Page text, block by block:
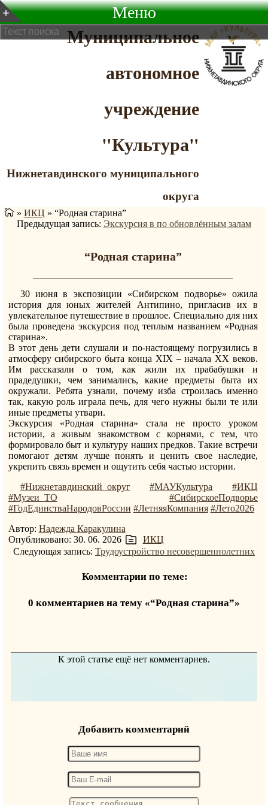
Муниципальное
автономное
учреждение
"Культура"
Нижнетавдинского муниципального
округа
Меню
» ИКЦ » “Родная старина”
Предыдущая запись: Экскурсия в по обновлённым залам
“Родная старина”
30 июня в экспозиции «Сибирском подворье» ожила
история для юных жителей Антипино, пригласив их в
увлекательное путешествие в прошлое. Специально для них
была проведена экскурсия под теплым названием «Родная
старина».
В этот день дети слушали и по-настоящему погрузились в
атмосферу сибирского быта конца XIX – начала XX веков.
Им рассказали о том, как жили их прабабушки и
прадедушки, чем занимались, какие предметы быта их
окружали. Ребята узнали, почему изба строилась именно
так, какую роль играла печь, для чего нужны были те или
иные предметы утвари.
Экскурсия «Родная старина» стала не просто уроком
истории, а живым знакомством с корнями, с тем, что
формировало быт и культуру наших предков. Такие встречи
помогают детям лучше понять и ценить свое наследие,
укрепить связь времен и ощутить себя частью истории.
#Нижнетавдинский_округ
#МАУКультура
#ИКЦ
#Музеи_ТО
#СибирскоеПодворье
#ГодЕдинстваНародовРоссии #ЛетняяКомпания #Лето2026
Автор: Надежда Каракулина
Опубликовано: 30. 06. 2026
ИКЦ
Следующая запись: Трудоустройство несовершеннолетних
Комментарии по теме:
0 комментариев на тему «“Родная старина”»
К этой статье ещё нет комментариев.
Добавить комментарий